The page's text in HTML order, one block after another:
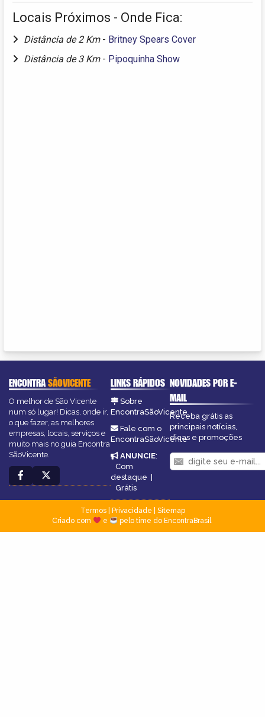
Locais Próximos - Onde Fica:
Distância de 2 Km - Britney Spears Cover
Distância de 3 Km - Pipoquinha Show
ENCONTRASÃOVICENTE
O melhor de São Vicente
num só lugar! Dicas, onde ir,
o que fazer, as melhores
empresas, locais, serviços e
muito mais no guia Encontra
SãoVicente.
LINKS RÁPIDOS
Sobre
EncontraSãoVicente
Fale com o
EncontraSãoVicente
ANUNCIE:
Com
destaque
Grátis
NOVIDADES POR E-
MAIL
Receba grátis as
principais notícias,
dicas e promoções
Termos| Privacidade
Sitemap
Criado com
e pelo time do EncontraBrasil